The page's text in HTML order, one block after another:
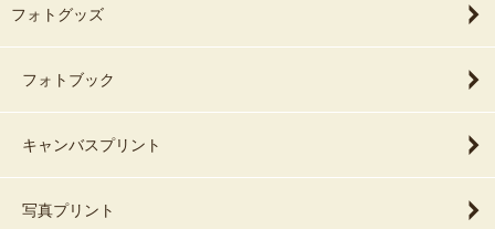
フォトグッズ
フォトブック
キャンバスプリント
写真プリント